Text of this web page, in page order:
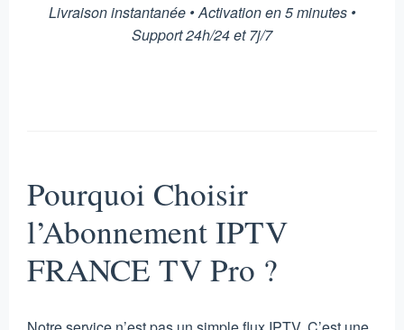
Livraison instantanée • Activation en 5 minutes •
Support 24h/24 et 7j/7
Pourquoi Choisir
l’Abonnement IPTV
FRANCE TV Pro ?